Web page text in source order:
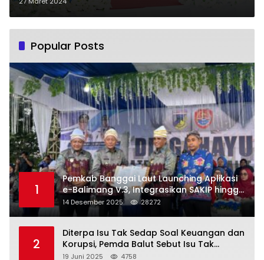
Penurunan Stunting Terbaik
Popular Posts
1
Pemkab Banggai Laut Launching Aplikasi
e-Balimang V.3, Integrasikan SAKIP hingga
Satu Data Layanan Publik
14 Desember 2025 28272
2
Diterpa Isu Tak Sedap Soal Keuangan dan
Korupsi, Pemda Balut Sebut Isu Tak
Berdasar
19 Juni 2025 4758